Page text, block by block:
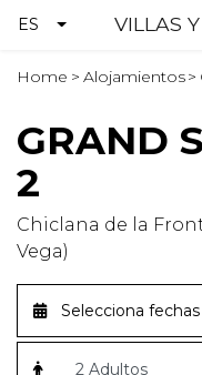
VILLAS
ES
Home > Alojamientos>
GRAND
2
Chiclana de la
Vega)